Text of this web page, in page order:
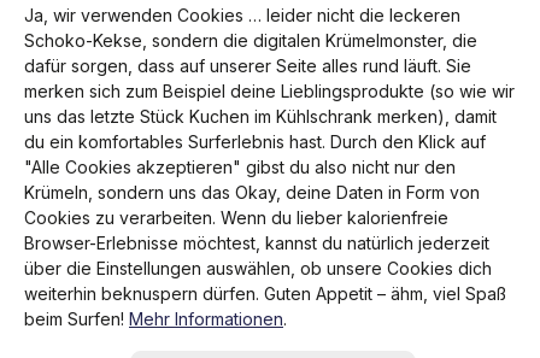
Folge uns
Alle Preise inkl. gesetzl. Mehrwertsteuer zzgl.
Ja, wir verwenden Cookies … leider nicht die leckeren
Schoko-Kekse, sondern die digitalen Krümelmonster, die
dafür sorgen, dass auf unserer Seite alles rund läuft. Sie
merken sich zum Beispiel deine Lieblingsprodukte (so wie wir
uns das letzte Stück Kuchen im Kühlschrank merken), damit
du ein komfortables Surferlebnis hast. Durch den Klick auf
"Alle Cookies akzeptieren" gibst du also nicht nur den
Krümeln, sondern uns das Okay, deine Daten in Form von
Cookies zu verarbeiten. Wenn du lieber kalorienfreie
Browser-Erlebnisse möchtest, kannst du natürlich jederzeit
über die Einstellungen auswählen, ob unsere Cookies dich
weiterhin beknuspern dürfen. Guten Appetit – ähm, viel Spaß
beim Surfen! Mehr Informationen.